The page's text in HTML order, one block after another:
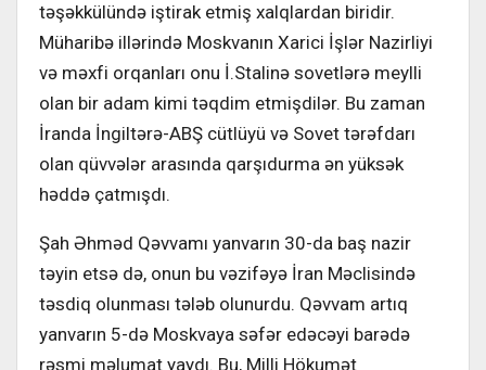
təşəkkülündə iştirak etmiş xalqlardan biridir.
Müharibə illərində Moskvanın Xarici İşlər Nazirliyi
və məxfi orqanları onu İ.Stalinə sovetlərə meylli
olan bir adam kimi təqdim etmişdilər. Bu zaman
İranda İngiltərə-ABŞ cütlüyü və Sovet tərəfdarı
olan qüvvələr arasında qarşıdurma ən yüksək
həddə çatmışdı.
Şah Əhməd Qəvvamı yanvarın 30-da baş nazir
təyin etsə də, onun bu vəzifəyə İran Məclisində
təsdiq olunması tələb olunurdu. Qəvvam artıq
yanvarın 5-də Moskvaya səfər edəcəyi barədə
rəsmi məlumat yaydı. Bu, Milli Hökumət